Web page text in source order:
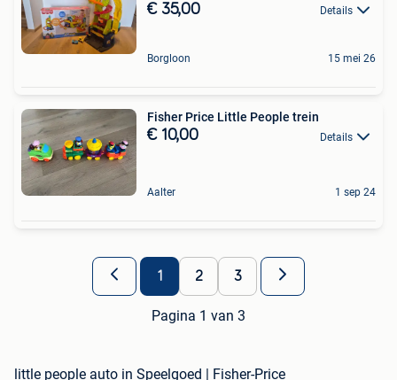
€ 35,00 Details
Borgloon 15 mei 26
Fisher Price Little People trein
€ 10,00 Details
Aalter 1 sep 24
1 2 3
Pagina 1 van 3
little people auto in Speelgoed | Fisher-Price